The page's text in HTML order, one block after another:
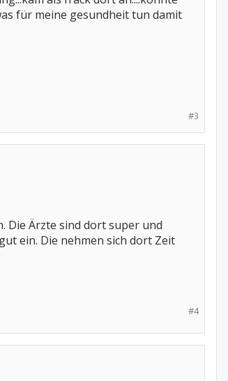
für meine gesundheit tun damit
#3
Die Ärzte sind dort super und
ein. Die nehmen sich dort Zeit
#4